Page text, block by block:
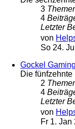
3
4
Letzter
von
So 24.
Gockel
Die
2
4
Letzter
von
Fr 1. Jan